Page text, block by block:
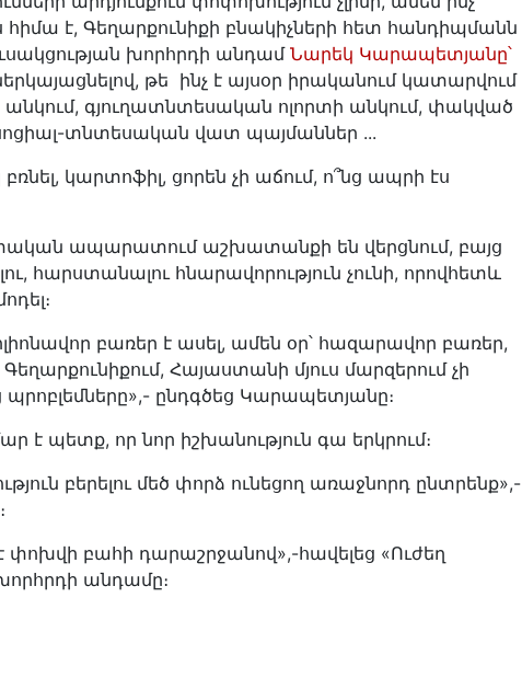
հիմա է, Գեղարքունիքի բնակիչների հետ հանդիպմանն
խորհրդի անդամՆարեկ Կարապետյանը՝
թե ինչ է այսօր իրականում կատարվում
գյուղատնտեսական ոլորտի անկում, փակված
տնտեսական վատ պայմաններ ...
կարտոֆիլ, ցորեն չի աճում, ո՞նց ապրի էս
ապարատում աշխատանքի են վերցնում, բայց
հարստանալու հնարավորություն չունի, որովհետև
բառեր է ասել, ամեն օր՝ հազարավոր բառեր,
Հայաստանի մյուս մարզերում չի
պրոբլեմները»,- ընդգծեց Կարապետյանը։
է պետք, որ նոր իշխանություն գա երկրում։
բերելու մեծ փորձ ունեցող առաջնորդ ընտրենք»,-
բահի դարաշրջանով»,-հավելեց «Ուժեղ
անդամը։